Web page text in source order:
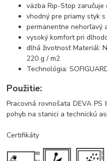
väzba Rip-Stop
vhodný pre priamy styk s
permanentne nehorľavý
vysoký komfort pri
dlhá životnosť Materiál:
220 g / m2
Technológia:
Použitie:
Pracovná rovnošata DEVA
pohyb na stanici a technickú
Certifikáty